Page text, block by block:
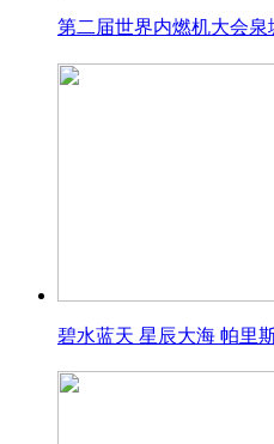
第二届世界内燃机大会泉
碧水蓝天 星辰大海 帕里